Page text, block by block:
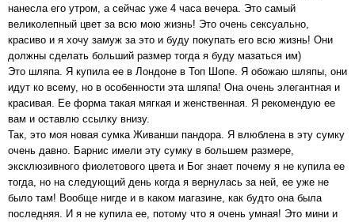
нанесла его утром, а сейчас уже 4 часа вечера. Это самый
великолепный цвет за всю мою жизнь! Это очень сексуально,
красиво и я хочу замуж за это и буду покупать его всю жизнь! Они
должны сделать больший размер тогда я буду мазаться им)
Это шляпа. Я купила ее в Лондоне в Топ Шопе. Я обожаю шляпы, они
идут ко всему, но в особенности эта шляпа! Она очень элегантная и
красивая. Ее форма такая мягкая и женственная. Я рекомендую ее
вам и оставлю ссылку внизу.
Так, это моя новая сумка Живанши пандора. Я влюблена в эту сумку
очень давно. Барнис имели эту сумку в большем размере,
эксклюзивного фиолетового цвета и Бог знает почему я не купила ее
тогда, но на следующий день когда я вернулась за ней, ее уже не
было там! Вообще нигде и в каком магазине, как будто она была
последняя. И я не купила ее, потому что я очень умная! Это мини и